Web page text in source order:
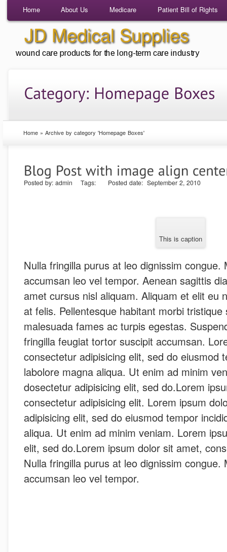
Home About Us Medicare Patient Bill of Rights
Home » Archive by category 'Homepage Boxes'
Posted by: admin Tags: Posted date: September 2, 2010
This is caption
Nulla fringilla purus at leo dignissim congue.
accumsan leo vel tempor. Aenean sagittis
amet cursus nisl aliquam. Aliquam et elit eu
at felis. Pellentesque habitant morbi
malesuada fames ac turpis egestas.
fringilla feugiat tortor suscipit accumsan.
consectetur adipisicing elit, sed do eiusmod
labolore magna aliqua. Ut enim ad minim
dosectetur adipisicing elit, sed do.Lorem
consectetur adipisicing elit. Lorem ipsum
adipisicing elit, sed do eiusmod tempor
aliqua. Ut enim ad minim veniam. Lorem
elit, sed do.Lorem ipsum dolor sit amet,
Nulla fringilla purus at leo dignissim congue.
accumsan leo vel tempor.